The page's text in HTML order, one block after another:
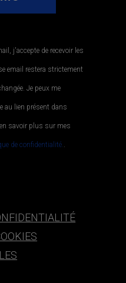
j'accepte de recevoir les
email restera strictement
Je peux me
au lien présent dans
savoir plus sur mes
de confidentialité..